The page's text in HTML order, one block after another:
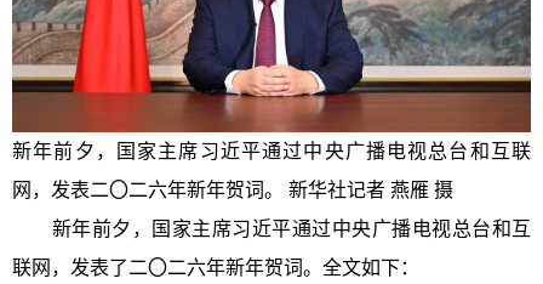
新年前夕，国家主席习近平通过中央广播电视总台和互联
网，发表二〇二六年新年贺词。 新华社记者 燕雁 摄
新年前夕，国家主席习近平通过中央广播电视总台和互
联网，发表了二〇二六年新年贺词。全文如下：